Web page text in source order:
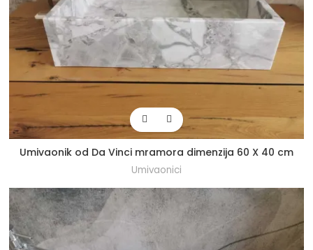
Umivaonik od Da Vinci mramora dimenzija 60 X 40 cm
Umivaonici